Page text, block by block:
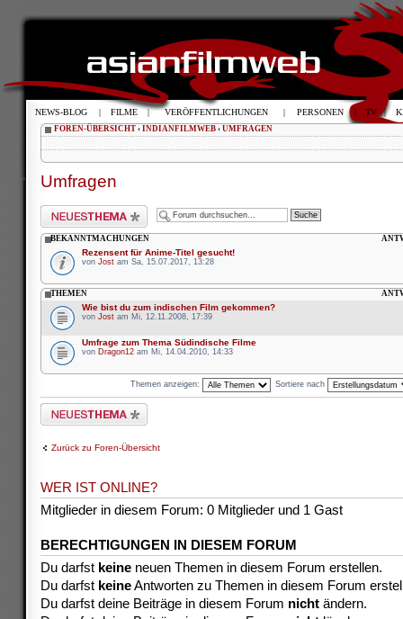
FOREN-ÜBERSICHT ‹ INDIANFILMWEB ‹ UMFRAGEN
Umfragen
Neues Thema erstellen
BEKANNTMACHUNGEN
Rezensent für Anime-Titel gesucht!
von Jost am Sa, 15.07.2017, 13:28
THEMEN
Wie bist du zum indischen Film gekommen?
von Jost am Mi, 12.11.2008, 17:39
Umfrage zum Thema Südindische Filme
von Dragon12 am Mi, 14.04.2010, 14:33
Themen anzeigen: Sortiere nach
Neues Thema erstellen
Zurück zu Foren-Übersicht
WER IST ONLINE?
Mitglieder in diesem Forum: 0 Mitglieder und 1 Gast
BERECHTIGUNGEN IN DIESEM FORUM
Du darfst keine neuen Themen in diesem Forum erstellen.
Du darfst keineAntworten zu Themen in diesem Forum
Du darfst deine Beiträge in diesem Forum nicht ändern.
NEWS-BLOG | FILME | VERÖFFENTLICHUNGEN | PERSONEN | TV |